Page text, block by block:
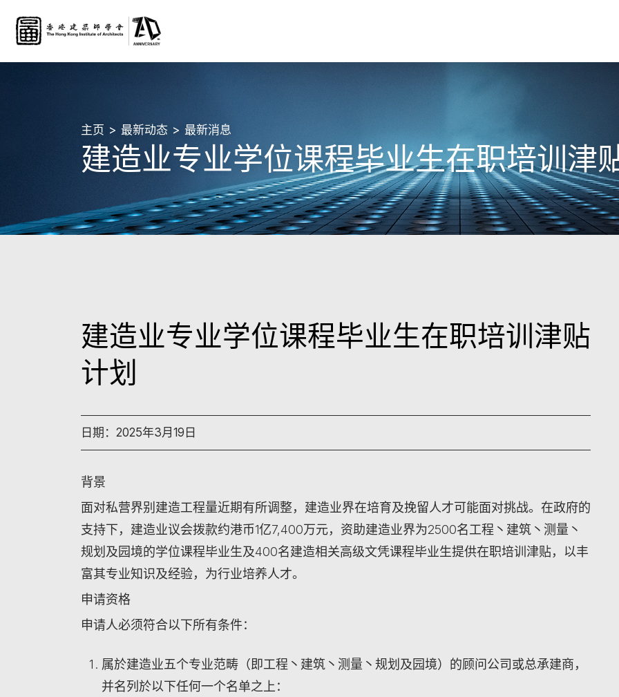
主页 最新动态 最新消息
建造业专业学位课程毕业生在职培训津
建造业专业学位课程毕业生在职培训津贴
计划
日期：2025年3月19日
背景
面对私营界别建造工程量近期有所调整，建造业界在培育及挽留人才可能面对挑战。在政府的
支持下，建造业议会拨款约港币1亿7,400万元，资助建造业界为2500名工程丶建筑丶测量丶
规划及园境的学位课程毕业生及400名建造相关高级文凭课程毕业生提供在职培训津贴，以丰
富其专业知识及经验，为行业培养人才。
申请资格
申请人必须符合以下所有条件：
属於建造业五个专业范畴（即工程丶建筑丶测量丶规划及园境）的顾问公司或总承建商，
并名列於以下任何一个名单之上：